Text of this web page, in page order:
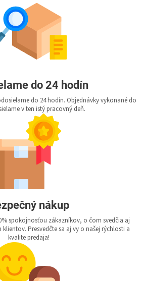
do 24 hodín
do 24 hodín. Objednávky vykonané do
v ten istý pracovný deň.
nákup
spokojnosťou zákazníkov, o čom svedčia aj
Presvedčte sa aj vy o našej rýchlosti a
kvalite predaja!